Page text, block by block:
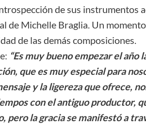
de sus instrumentos
de Michelle Braglia. Un
de las demás composiciones.
“Es muy bueno empezar el año
que es muy especial para
y la ligereza que ofrece,
con el antiguo productor,
pero la gracia se manifestó a